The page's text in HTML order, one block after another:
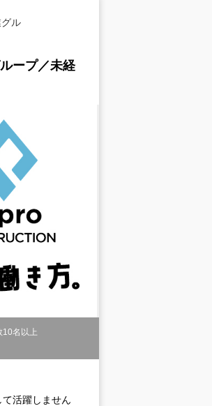
ル
ープ／未経
10名以上
活躍しません